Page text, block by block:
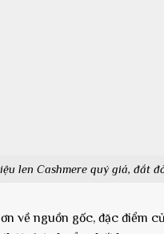
len Cashmere quý giá, đắt
về nguồn gốc, đặc điểm